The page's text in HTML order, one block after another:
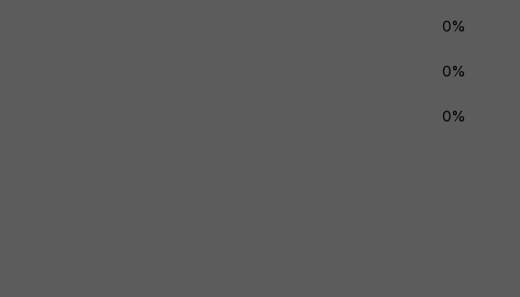
0%
0%
0%